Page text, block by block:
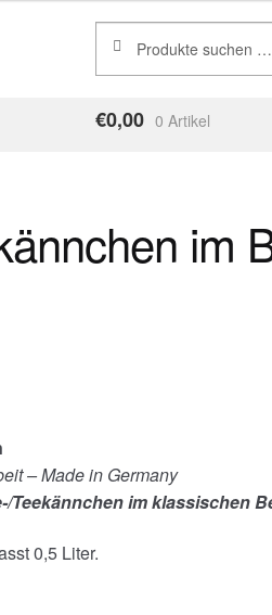
nach:
€0,00 0 Artikel
im
– Made in Germany
im klassischen
0,5 Liter.